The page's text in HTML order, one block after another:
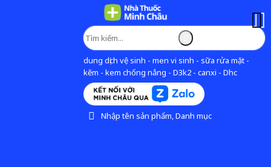
dung dịch vệ sinh - men vi sinh - sữa rửa mặt -
kẽm - kem chống nắng - D3k2 - canxi - Dhc
Nhập tên sản phẩm, Danh mục